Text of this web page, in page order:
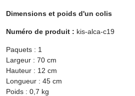
Dimensions et poids d'un colis
Numéro de produit : kis-alca-c19
Paquets : 1
Largeur : 70 cm
Hauteur : 12 cm
Longueur : 45 cm
Poids : 0,7 kg